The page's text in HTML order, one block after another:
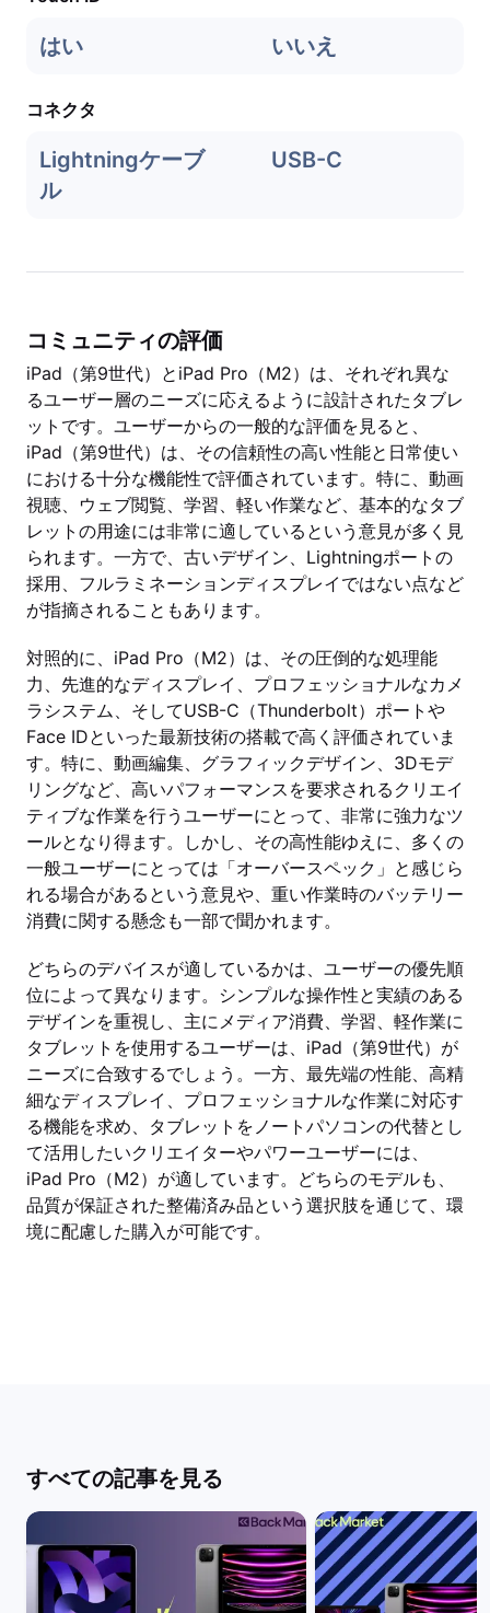
はい いいえ
コネクタ
Lightningケーブ
ル
USB-C
コミュニティの評価
iPad（第9世代）とiPad Pro（M2）は、それぞれ異な
るユーザー層のニーズに応えるように設計されたタブレ
ットです。ユーザーからの一般的な評価を見ると、
iPad（第9世代）は、その信頼性の高い性能と日常使い
における十分な機能性で評価されています。特に、動画
視聴、ウェブ閲覧、学習、軽い作業など、基本的なタブ
レットの用途には非常に適しているという意見が多く見
られます。一方で、古いデザイン、Lightningポートの
採用、フルラミネーションディスプレイではない点など
が指摘されることもあります。
対照的に、iPad Pro（M2）は、その圧倒的な処理能
力、先進的なディスプレイ、プロフェッショナルなカメ
ラシステム、そしてUSB-C（Thunderbolt）ポートや
Face IDといった最新技術の搭載で高く評価されていま
す。特に、動画編集、グラフィックデザイン、3Dモデ
リングなど、高いパフォーマンスを要求されるクリエイ
ティブな作業を行うユーザーにとって、非常に強力なツ
ールとなり得ます。しかし、その高性能ゆえに、多くの
一般ユーザーにとっては「オーバースペック」と感じら
れる場合があるという意見や、重い作業時のバッテリー
消費に関する懸念も一部で聞かれます。
どちらのデバイスが適しているかは、ユーザーの優先順
位によって異なります。シンプルな操作性と実績のある
デザインを重視し、主にメディア消費、学習、軽作業に
タブレットを使用するユーザーは、iPad（第9世代）が
ニーズに合致するでしょう。一方、最先端の性能、高精
細なディスプレイ、プロフェッショナルな作業に対応す
る機能を求め、タブレットをノートパソコンの代替とし
て活用したいクリエイターやパワーユーザーには、
iPad Pro（M2）が適しています。どちらのモデルも、
品質が保証された整備済み品という選択肢を通じて、環
境に配慮した購入が可能です。
すべての記事を見る